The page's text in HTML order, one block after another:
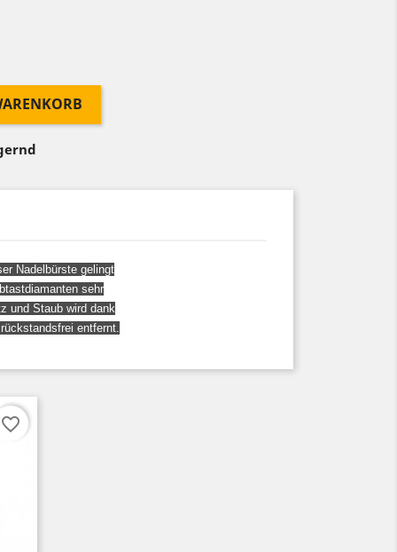
Nadelbürste gelingt
sehr
und Staub wird dank
entfernt.
favorite_border